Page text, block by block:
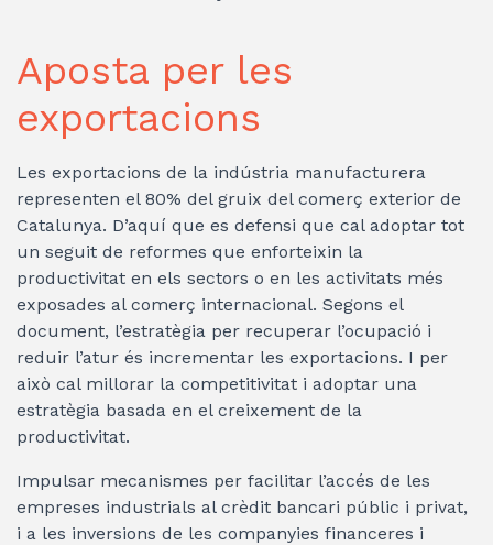
Aposta per les
exportacions
Les exportacions de la indústria manufacturera
representen el 80% del gruix del comerç exterior de
Catalunya. D’aquí que es defensi que cal adoptar tot
un seguit de reformes que enforteixin la
productivitat en els sectors o en les activitats més
exposades al comerç internacional. Segons el
document, l’estratègia per recuperar l’ocupació i
reduir l’atur és incrementar les exportacions. I per
això cal millorar la competitivitat i adoptar una
estratègia basada en el creixement de la
productivitat.
Impulsar mecanismes per facilitar l’accés de les
empreses industrials al crèdit bancari públic i privat,
i a les inversions de les companyies financeres i